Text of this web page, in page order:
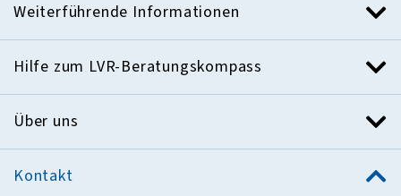
Weiterführende Informationen
Hilfe zum LVR-Beratungskompass
Über uns
Kontakt